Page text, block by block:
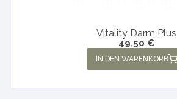
Vitality Darm Plus
49,50 €
IN DEN WARENKORB